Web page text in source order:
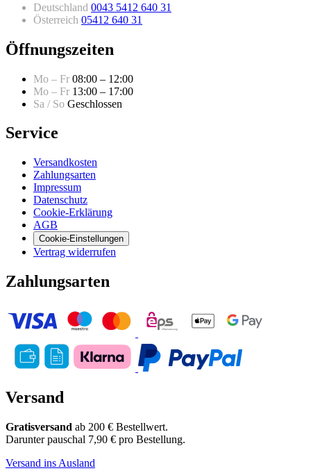
Deutschland 0043 5412 640 31
Österreich 05412 640 31
Öffnungszeiten
Mo – Fr 08:00 – 12:00
Mo – Fr 13:00 – 17:00
Sa / So Geschlossen
Service
Versandkosten
Zahlungsarten
Impressum
Datenschutz
Cookie-Erklärung
AGB
Cookie-Einstellungen
Vertrag widerrufen
Zahlungsarten
Versand
Gratisversand ab 200 € Bestellwert.
Darunter pauschal 7,90 € pro Bestellung.
Versand ins Ausland